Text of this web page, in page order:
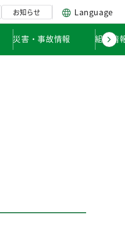
お知らせ Language
災害・事故情報 組織情